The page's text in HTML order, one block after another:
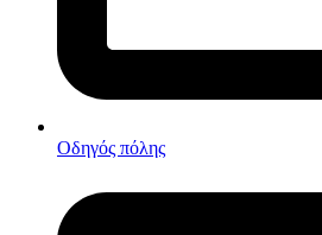
Οδηγός πόλης